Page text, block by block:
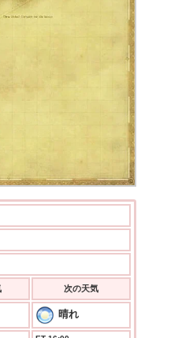
次の天気
晴れ